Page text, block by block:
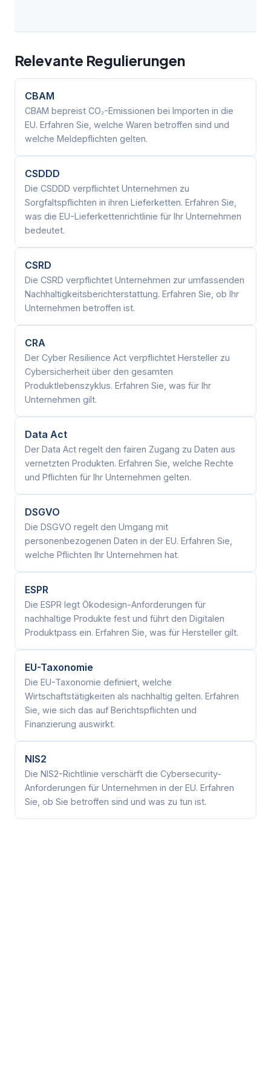
Relevante Regulierungen
CBAM
CBAM bepreist CO₂-Emissionen bei Importen in die
EU. Erfahren Sie, welche Waren betroffen sind und
welche Meldepflichten gelten.
CSDDD
Die CSDDD verpflichtet Unternehmen zu
Sorgfaltspflichten in ihren Lieferketten. Erfahren Sie,
was die EU-Lieferkettenrichtlinie für Ihr Unternehmen
bedeutet.
CSRD
Die CSRD verpflichtet Unternehmen zur umfassenden
Nachhaltigkeitsberichterstattung. Erfahren Sie, ob Ihr
Unternehmen betroffen ist.
CRA
Der Cyber Resilience Act verpflichtet Hersteller zu
Cybersicherheit über den gesamten
Produktlebenszyklus. Erfahren Sie, was für Ihr
Unternehmen gilt.
Data Act
Der Data Act regelt den fairen Zugang zu Daten aus
vernetzten Produkten. Erfahren Sie, welche Rechte
und Pflichten für Ihr Unternehmen gelten.
DSGVO
Die DSGVO regelt den Umgang mit
personenbezogenen Daten in der EU. Erfahren Sie,
welche Pflichten Ihr Unternehmen hat.
ESPR
Die ESPR legt Ökodesign-Anforderungen für
nachhaltige Produkte fest und führt den Digitalen
Produktpass ein. Erfahren Sie, was für Hersteller gilt.
EU-Taxonomie
Die EU-Taxonomie definiert, welche
Wirtschaftstätigkeiten als nachhaltig gelten. Erfahren
Sie, wie sich das auf Berichtspflichten und
Finanzierung auswirkt.
NIS2
Die NIS2-Richtlinie verschärft die Cybersecurity-
Anforderungen für Unternehmen in der EU. Erfahren
Sie, ob Sie betroffen sind und was zu tun ist.